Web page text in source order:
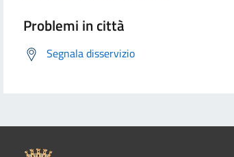
Problemi in città
Segnala disservizio